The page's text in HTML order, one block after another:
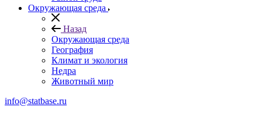
Окружающая среда
Назад
Окружающая среда
География
Климат и экология
Недра
Животный мир
info@statbase.ru